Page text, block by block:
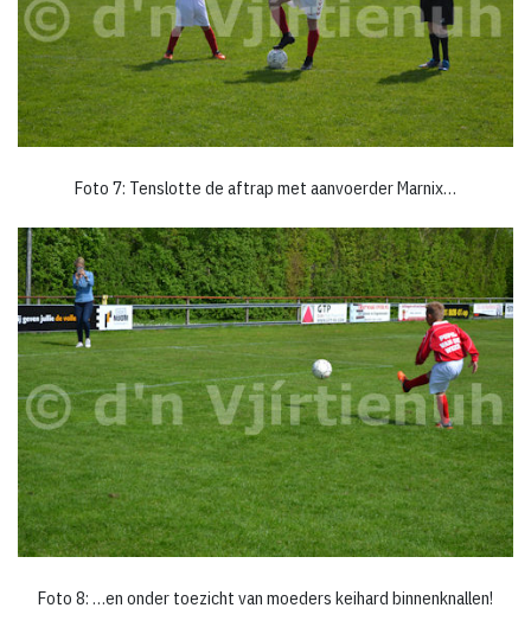
Foto 7: Tenslotte de aftrap met aanvoerder Marnix…
Foto 8: …en onder toezicht van moeders keihard binnenknallen!